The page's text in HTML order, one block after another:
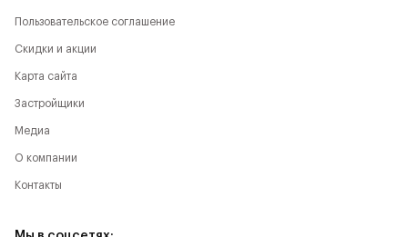
Пользовательское соглашение
Скидки и акции
Карта сайта
Застройщики
Медиа
О компании
Контакты